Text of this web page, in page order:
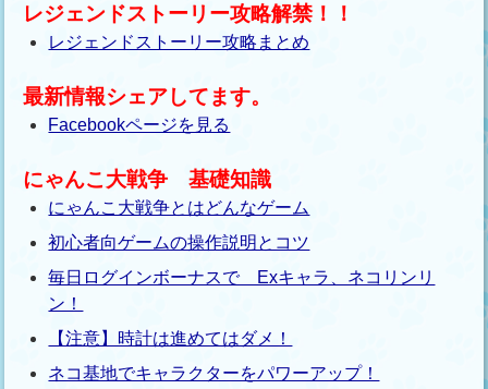
レジェンドストーリー攻略解禁！！
レジェンドストーリー攻略まとめ
最新情報シェアしてます。
Facebookページを見る
にゃんこ大戦争 基礎知識
にゃんこ大戦争とはどんなゲーム
初心者向ゲームの操作説明とコツ
毎日ログインボーナスで Exキャラ、ネコリンリ
ン！
【注意】時計は進めてはダメ！
ネコ基地でキャラクターをパワーアップ！